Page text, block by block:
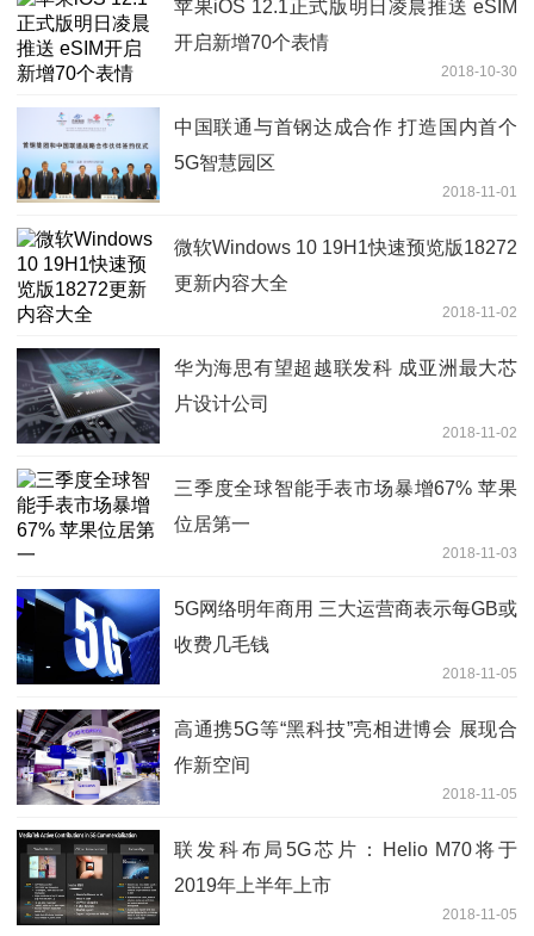
苹果iOS 12.1正式版明日凌晨推送 eSIM
开启新增70个表情
2018-10-30
中国联通与首钢达成合作 打造国内首个
5G智慧园区
2018-11-01
微软Windows 10 19H1快速预览版18272
更新内容大全
2018-11-02
华为海思有望超越联发科 成亚洲最大芯
片设计公司
2018-11-02
三季度全球智能手表市场暴增67% 苹果
位居第一
2018-11-03
5G网络明年商用 三大运营商表示每GB或
收费几毛钱
2018-11-05
高通携5G等“黑科技”亮相进博会 展现合
作新空间
2018-11-05
联发科布局5G芯片：Helio M70将于
2019年上半年上市
2018-11-05